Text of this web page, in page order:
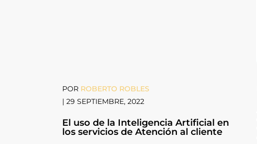
POR ROBERTO ROBLES
| 29 SEPTIEMBRE, 2022
El uso de la Inteligencia Artificial en
los servicios de Atención al cliente